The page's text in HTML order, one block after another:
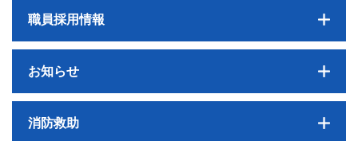
職員採用情報
お知らせ
消防救助